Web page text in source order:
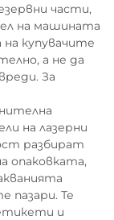
части,
на машината
купувачите
а не да
За
на лазерни
разбират
опаковката,
пазари. Те
и